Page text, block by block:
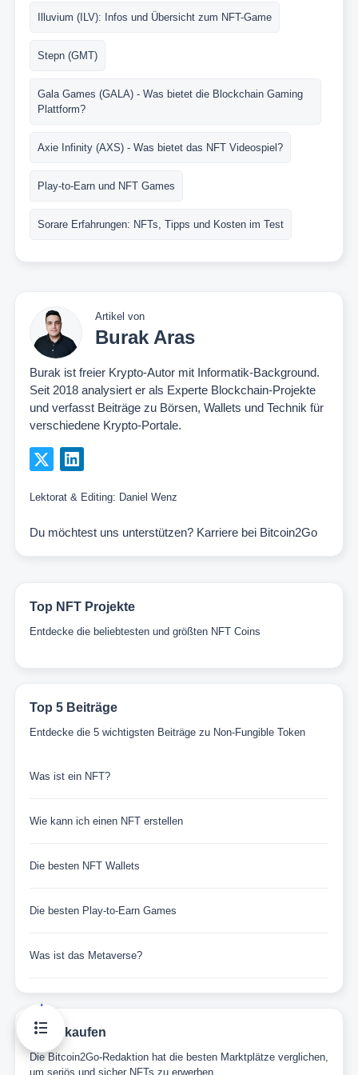
Illuvium (ILV): Infos und Übersicht zum NFT-Game
Stepn (GMT)
Gala Games (GALA) - Was bietet die Blockchain Gaming
Plattform?
Axie Infinity (AXS) - Was bietet das NFT Videospiel?
Play-to-Earn und NFT Games
Sorare Erfahrungen: NFTs, Tipps und Kosten im Test
Artikel von
Burak Aras
Burak ist freier Krypto-Autor mit Informatik-Background.
Seit 2018 analysiert er als Experte Blockchain-Projekte
und verfasst Beiträge zu Börsen, Wallets und Technik für
verschiedene Krypto-Portale.
Lektorat & Editing: Daniel Wenz
Du möchtest uns unterstützen? Karriere bei Bitcoin2Go
Top NFT Projekte
Entdecke die beliebtesten und größten NFT Coins
Top 5 Beiträge
Entdecke die 5 wichtigsten Beiträge zu Non-Fungible Token
Was ist ein NFT?
Wie kann ich einen NFT erstellen
Die besten NFT Wallets
Die besten Play-to-Earn Games
Was ist das Metaverse?
NFTs kaufen
Die Bitcoin2Go-Redaktion hat die besten Marktplätze verglichen,
um seriös und sicher NFTs zu erwerben.